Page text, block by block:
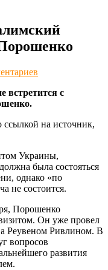
встретится с
на источник,
Украины,
была состояться
однако «по
не состоится.
Порошенко
Он уже провел
Реувеном Ривлином. В
вопросов
развития